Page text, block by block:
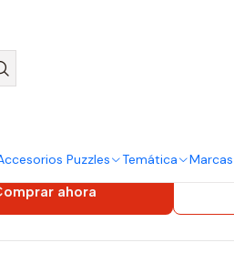
Puzzles Temática Marcas
Piezas |
ahora